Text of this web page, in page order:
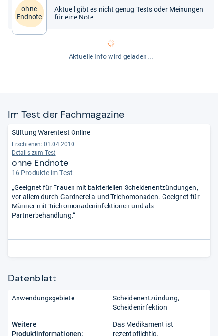
ohne
Endnote
Aktuell gibt es nicht genug Tests oder Meinungen
für eine Note.
Aktuelle Info wird geladen...
Im Test der Fach­ma­ga­zine
Stiftung Warentest Online
Erschienen: 01.04.2010
Details zum Test
ohne Endnote
16 Produkte im Test
„Geeignet für Frauen mit bakteriellen Scheidenentzündungen,
vor allem durch Gardnerella und Trichomonaden. Geeignet für
Männer mit Trichomonadeninfektionen und als
Partnerbehandlung.“
Datenblatt
Anwendungsgebiete
Scheidenentzündung
Scheideninfektion
Weitere
Produktinformationen:
Das Medikament ist
rezeptpflichtig.